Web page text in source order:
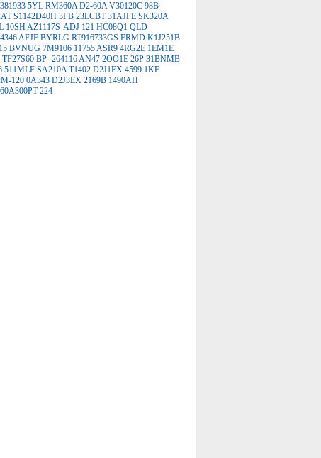
5YL RM360A D2-60A V30120C 98B
S1142D40H 3FB 23LCBT 31AJFE SK320A
10SHAZ1117S-ADJ 121 HC08Q1 QLD
AFJF BYRLG RT916733GS FRMD K1J251B
BVNUG 7M9106 11755ASR9 4RG2E 1EM1E
TF27S60 BP- 264116AN47 2OO1E 26P 31BNMB
511MLF SA210A T1402 D2J1EX 4599 1KF
120 0A343 D2J3EX 2169B 1490AH
224